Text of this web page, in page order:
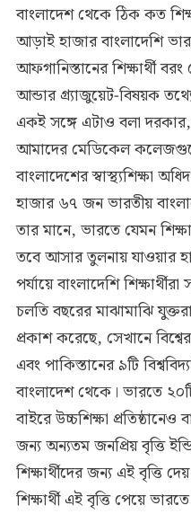
বাংলাদেশ থেকে ঠিক কত
আড়াই হাজার বাংলাদেশি
আফগানিস্তানের শিক্ষার্থী
আন্ডার গ্র্যাজুয়েট-বিষয়ক
একই সঙ্গে এটাও বলা
আমাদের মেডিকেল
বাংলাদেশের স্বাস্থ্যশিক্ষা
হাজার ৬৭ জন ভারতীয়
তার মানে, ভারতে যেমন
তবে আসার তুলনায় যাওয়ার
পর্যায়ে বাংলাদেশি
চলতি বছরের মাঝামাঝি
প্রকাশ করেছে, সেখানে
এবং পাকিস্তানের ৯টি
বাংলাদেশ থেকে। ভারতে
বাইরে উচ্চশিক্ষা
জন্য অন্যতম জনপ্রিয় বৃত্তি
শিক্ষার্থীদের জন্য এই বৃত্তি
শিক্ষার্থী এই বৃত্তি পেয়ে